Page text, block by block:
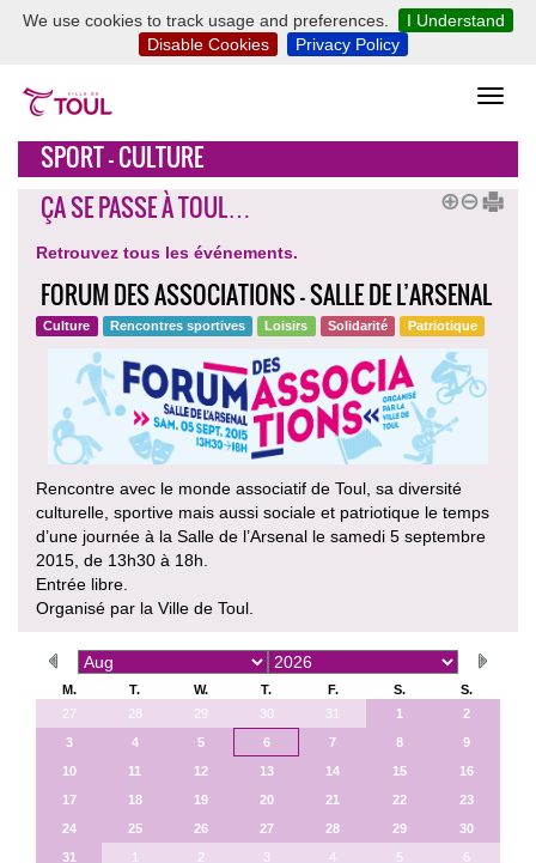
We use cookies to track usage and preferences.
I Understand
Disable Cookies
Privacy Policy
SPORT - CULTURE
ÇA SE PASSE À TOUL…
Retrouvez tous les événements.
FORUM DES ASSOCIATIONS - SALLE DE L’ARSENAL
Culture Rencontres sportives Loisirs Solidarité Patriotique
Rencontre avec le monde associatif de Toul, sa diversité
culturelle, sportive mais aussi sociale et patriotique le temps
d’une journée à la Salle de l’Arsenal le samedi 5 septembre
2015, de 13h30 à 18h.
Entrée libre.
Organisé par la Ville de Toul.
M. T. W. T. F. S.
S.
27
28 29 30 31 1
2
3
4 5 6 7 8
9
10
11 12 13 14 15
16
17
18 19 20 21 22
23
24
25 26 27 28 29
30
31
2 3 4 5 6